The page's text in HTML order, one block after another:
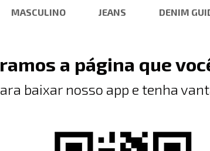
MASCULINO JEANS DENIM
a página que
baixar nosso app e tenha